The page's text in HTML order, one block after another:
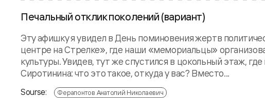
Печальный отклик поколений (вариант)
Эту афишку я увидел в День поминовения жертв
центре на Стрелке», где наши «мемориальцы»
культуры. Увидев, тут же спустился в цокольный этаж,
Сиротинина: что это такое, откуда у вас? Вместо...
Sourse: Ферапонтов Анатолий Николаевич